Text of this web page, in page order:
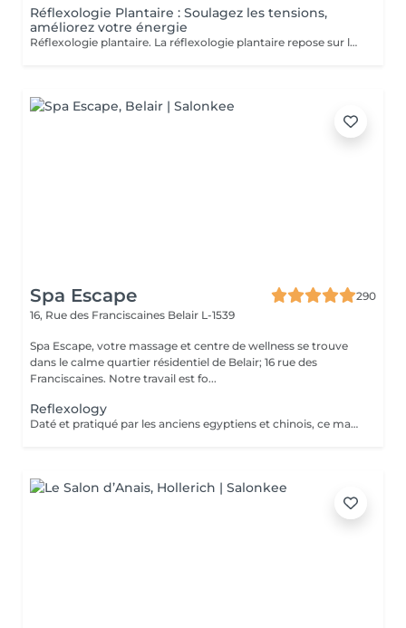
Réflexologie Plantaire : Soulagez les tensions,
améliorez votre énergie
Réflexologie plantaire. La réflexologie plantaire repose sur le principe que les pieds sont une représentation miniature du corps humain. Chaque terminaison nerveuse correspond à un organe ou une partie de l'organisme. Lorsqu'un organe fonctionne mal, la circulation de l'énergie vitale est entravée, ce qui se répercute au niveau des pieds. Objectifs de la Réflexologie Plantaire La réflexologie vise à stimuler les capacités d'autorégulation du corps. La pression dynamique exercée sur une zone spécifique (zone réflexe) provoque un effet thérapeutique sur l'organe correspondant. Indications Thérapeutiques La réflexologie est indiquée pour les troubles fonctionnels tels que : Gestion du stress Maux de dos Troubles digestifs Migraines Troubles du sommeil Sinusite Douleurs Estheticienne Formée Marie
Spa Escape
290
16, Rue des Franciscaines Belair L-1539
Spa Escape, votre massage et centre de wellness se trouve
dans le calme quartier résidentiel de Belair; 16 rue des
Franciscaines. Notre travail est fo...
Reflexology
Daté et pratiqué par les anciens egyptiens et chinois, ce massage des pieds sur des points précis facilite l'élimination des toxines. Douleurs et tensions disparaissent dans tout le corps comme par enchantement